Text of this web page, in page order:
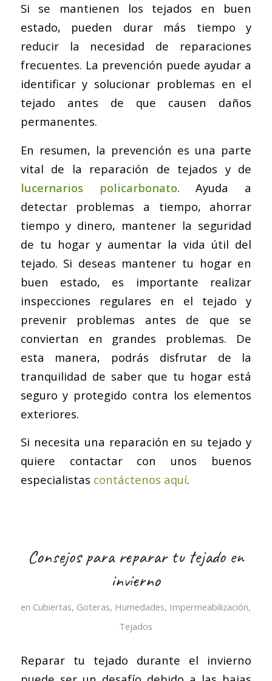
Si se mantienen los tejados en buen
estado, pueden durar más tiempo y
reducir la necesidad de reparaciones
frecuentes. La prevención puede ayudar a
identificar y solucionar problemas en el
tejado antes de que causen daños
permanentes.
En resumen, la prevención es una parte
vital de la reparación de tejados y de
lucernarios policarbonato. Ayuda a
detectar problemas a tiempo, ahorrar
tiempo y dinero, mantener la seguridad
de tu hogar y aumentar la vida útil del
tejado. Si deseas mantener tu hogar en
buen estado, es importante realizar
inspecciones regulares en el tejado y
prevenir problemas antes de que se
conviertan en grandes problemas. De
esta manera, podrás disfrutar de la
tranquilidad de saber que tu hogar está
seguro y protegido contra los elementos
exteriores.
Si necesita una reparación en su tejado y
quiere contactar con unos buenos
especialistas contáctenos aquí.
Consejos para reparar tu tejado en
invierno
en Cubiertas, Goteras, Humedades, Impermeabilización,
Tejados
Reparar tu tejado durante el invierno